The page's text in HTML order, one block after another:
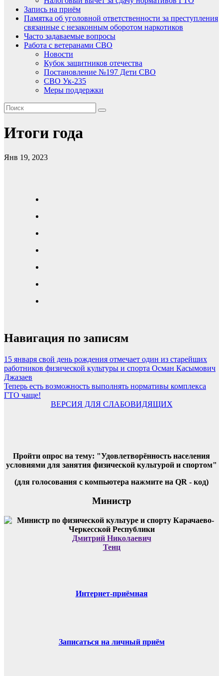
Запись на приём
Памятка об уголовной ответственности за преступления
связанные с незаконным оборотом наркотиков
Часто задаваемые вопросы
Работа с ветеранами СВО
Новости
Кубок защитников отечества
Постановление №197 Дети СВО
СВО Ук-235
Меры поддержки
Итоги года
Янв 19, 2023
Навигация по записям
15 января свой день рождения отмечает один из старейших
работников физической культуры и спорта Осман Касымович
Джазаев
Теперь есть возможность выполнять нормативы комплекса
ГТО чаще!
ВЕРСИЯ ДЛЯ СЛАБОВИДЯЩИХ
Пройти опрос на тему: "Удовлетворённость населения
условиями для занятия физической культурой и спортом"
(для голосования с компьютера нажмите на QR - код)
Министр
Дмитрий Николаевич
Тенц
Интернет-приёмная
Записаться на личный приём